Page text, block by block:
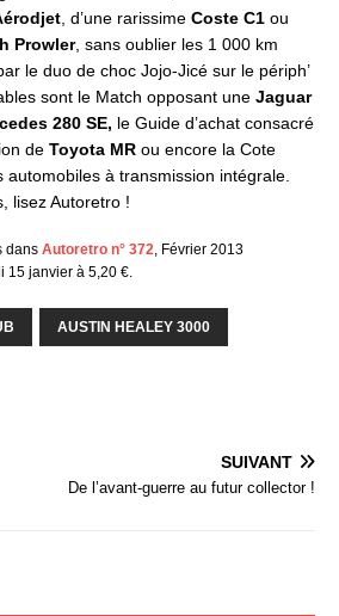
, d’une rarissime Coste C1 ou
Prowler, sans oublier les 1 000 km
le duo de choc Jojo-Jicé sur le périph’
sont le Match opposant une Jaguar
280 SE, le Guide d’achat consacré
de Toyota MR ou encore la Cote
à transmission intégrale.
lisez Autoretro !
dans Autoretro n° 372, Février 2013
15 janvier à 5,20 €.
AUSTIN HEALEY 3000
SUIVANT
De l’avant-guerre au futur collector !